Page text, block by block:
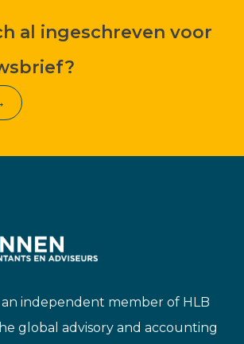
al ingeschreven voor
an independent member of HLB
global advisory and accounting